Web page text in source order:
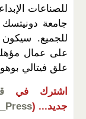
للصناعات
جامعة دونيتسك
للجميع.
على عمال
علق فيتالي
اشترك في
جديد... (